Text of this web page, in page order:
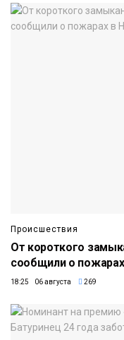
Происшествия
От короткого
сообщили о
18:25 06 августа 269